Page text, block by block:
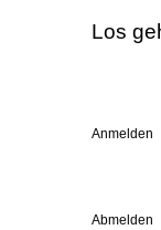
Los
Anmelden
Abmelden